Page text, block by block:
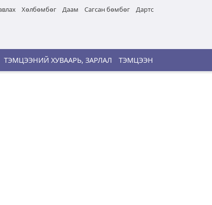
Хөлбөмбөг Даам Сагсан бөмбөг Дартс
ТЭМЦЭЭНИЙ ХУВААРЬ, ЗАРЛАЛ ТЭМЦЭЭН